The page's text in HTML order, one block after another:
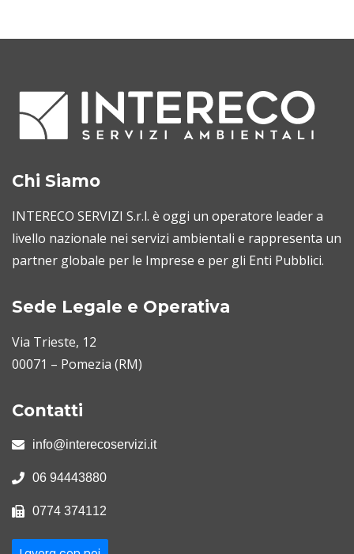
Chi Siamo
INTERECO SERVIZI S.r.l. è oggi un operatore leader a
livello nazionale nei servizi ambientali e rappresenta un
partner globale per le Imprese e per gli Enti Pubblici.
Sede Legale e Operativa
Via Trieste, 12
00071 – Pomezia (RM)
Contatti
info@interecoservizi.it
06 94443880
0774 374112